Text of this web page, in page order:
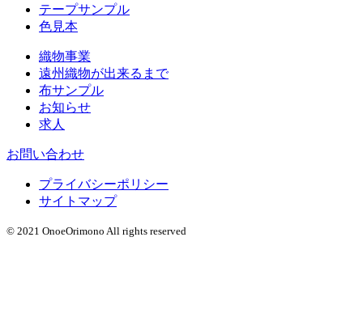
テープサンプル
色見本
織物事業
遠州織物が出来るまで
布サンプル
お知らせ
求人
お問い合わせ
プライバシーポリシー
サイトマップ
© 2021 OnoeOrimono All rights reserved